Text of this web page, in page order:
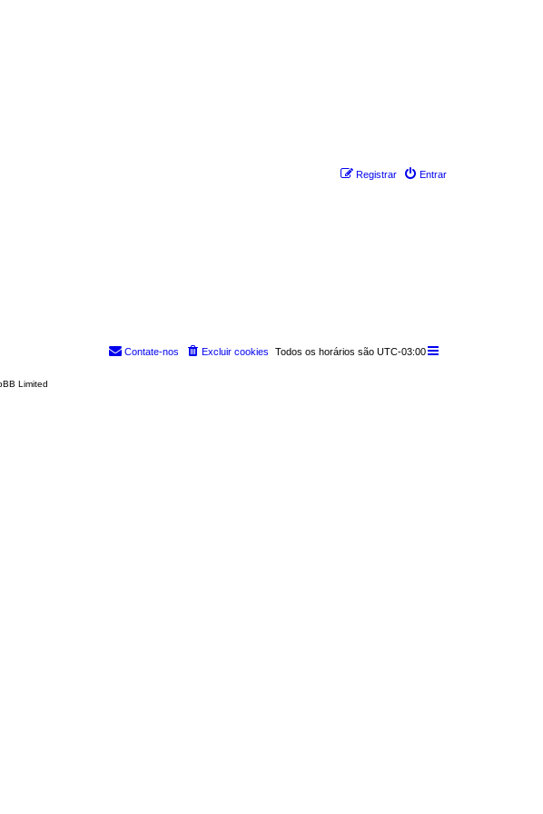
Entrar
Registrar
Todos os horários são UTC-03:00
Excluir cookies
Contate-nos
Limited